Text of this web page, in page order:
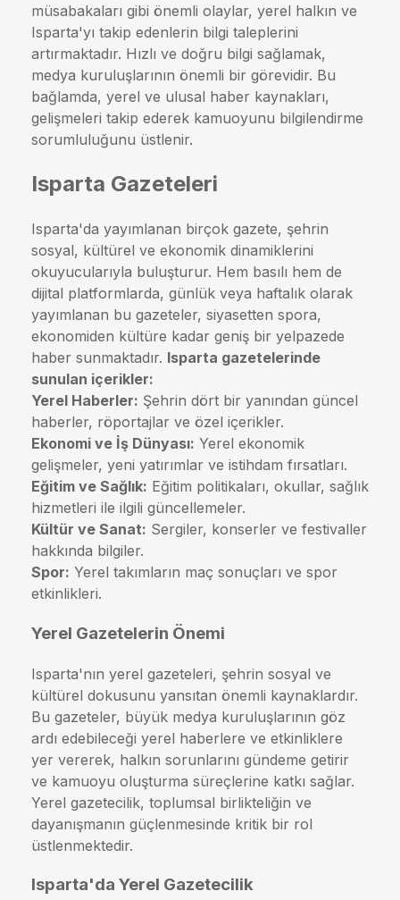
müsabakaları gibi önemli olaylar, yerel halkın ve
Isparta'yı takip edenlerin bilgi taleplerini
artırmaktadır. Hızlı ve doğru bilgi sağlamak,
medya kuruluşlarının önemli bir görevidir. Bu
bağlamda, yerel ve ulusal haber kaynakları,
gelişmeleri takip ederek kamuoyunu bilgilendirme
sorumluluğunu üstlenir.
Isparta Gazeteleri
Isparta'da yayımlanan birçok gazete, şehrin
sosyal, kültürel ve ekonomik dinamiklerini
okuyucularıyla buluşturur. Hem basılı hem de
dijital platformlarda, günlük veya haftalık olarak
yayımlanan bu gazeteler, siyasetten spora,
ekonomiden kültüre kadar geniş bir yelpazede
haber sunmaktadır. Isparta gazetelerinde
sunulan içerikler:
Yerel Haberler: Şehrin dört bir yanından güncel
haberler, röportajlar ve özel içerikler.
Ekonomi ve İş Dünyası: Yerel ekonomik
gelişmeler, yeni yatırımlar ve istihdam fırsatları.
Eğitim ve Sağlık: Eğitim politikaları, okullar, sağlık
hizmetleri ile ilgili güncellemeler.
Kültür ve Sanat: Sergiler, konserler ve festivaller
hakkında bilgiler.
Spor: Yerel takımların maç sonuçları ve spor
etkinlikleri.
Yerel Gazetelerin Önemi
Isparta'nın yerel gazeteleri, şehrin sosyal ve
kültürel dokusunu yansıtan önemli kaynaklardır.
Bu gazeteler, büyük medya kuruluşlarının göz
ardı edebileceği yerel haberlere ve etkinliklere
yer vererek, halkın sorunlarını gündeme getirir
ve kamuoyu oluşturma süreçlerine katkı sağlar.
Yerel gazetecilik, toplumsal birlikteliğin ve
dayanışmanın güçlenmesinde kritik bir rol
üstlenmektedir.
Isparta'da Yerel Gazetecilik